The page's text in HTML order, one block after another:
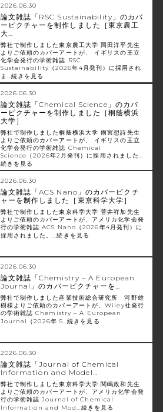
2026.06.30
論文雑誌「RSC Sustainability」のカバ
ーピクチャーを制作しました［東京農工
大…
弊社で制作しました東京農工大学 岡田洋平先生
よりご依頼のカバーアートが、 イギリスの王立
化学会発行の学術雑誌 RSC
Sustainability（2026年4月発刊）に採用され
ま…続きを見る
2026.06.30
論文雑誌「Chemical Science」のカバ
ーピクチャーを制作しました［桐蔭横浜
大学］
弊社で制作しました桐蔭横浜大学 雨宮想詩先生
よりご依頼のカバーアートが、 イギリスの王立
化学会発行の学術雑誌 Chemical
Science（2026年2月発刊）に採用されました…
続きを見る
2026.06.30
論文雑誌「ACS Nano」のカバーピクチ
ャーを制作しました［東京科学大学］
弊社で制作しました東京科学大学 菅井祥加先生
よりご依頼のカバーアートが、アメリカ化学会発
行の学術雑誌 ACS Nano（2026年4月発刊）に
採用されました。…続きを見る
2026.06.30
論文雑誌「Chemistry – A European
Journal」のカバーピクチャーを…
弊社で制作しました産業技術総合研究所 河野雄
樹様よりご依頼のカバーアートが、Wiley社発行
の学術雑誌 Chemistry – A European
Journal（2026年 5…続きを見る
2026.06.30
論文雑誌「Journal of Chemical
Information and Model…
弊社で制作しました東京科学大学 関嶋政和先生
よりご依頼のカバーアートが、アメリカ化学会発
行の学術雑誌 Journal of Chemical
Information and Mod…続きを見る